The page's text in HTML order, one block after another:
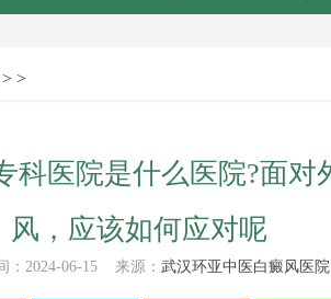
> >
科医院是什么医院?面对
风，应该如何应对呢
：2024-06-15 来源： 武汉环亚中医白癜风医院